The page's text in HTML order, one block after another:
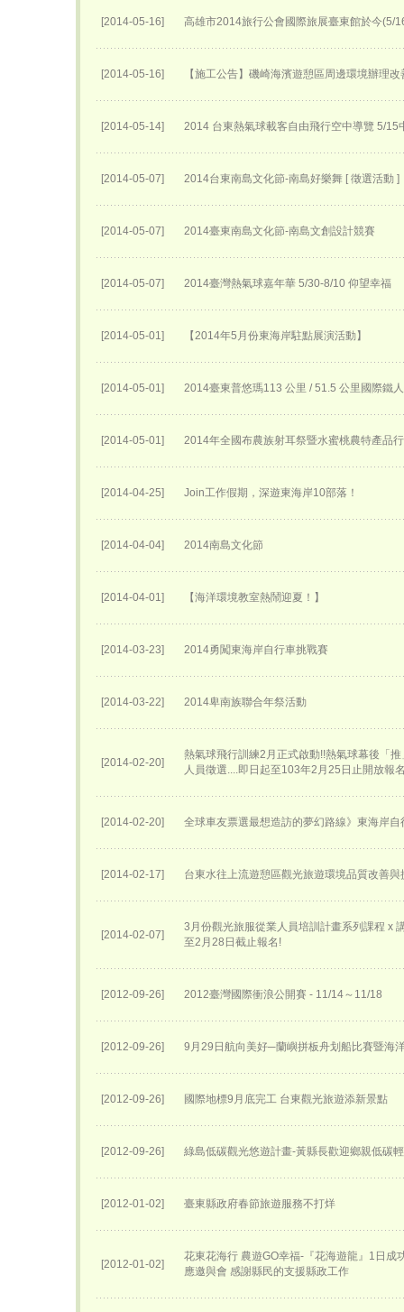
[2014-05-16] 高雄市2014旅行公會國際旅展臺東館於今(5/
[2014-05-16] 【施工公告】磯崎海濱遊憩區周邊環境辦理改
[2014-05-14] 2014 台東熱氣球載客自由飛行空中導覽 5/15
[2014-05-07] 2014台東南島文化節-南島好樂舞 [ 徵選活動 ]
[2014-05-07] 2014臺東南島文化節-南島文創設計競賽
[2014-05-07] 2014臺灣熱氣球嘉年華 5/30-8/10 仰望幸福
[2014-05-01] 【2014年5月份東海岸駐點展演活動】
[2014-05-01] 2014臺東普悠瑪113 公里 / 51.5 公里國際鐵
[2014-05-01] 2014年全國布農族射耳祭暨水蜜桃農特產品
[2014-04-25] Join工作假期，深遊東海岸10部落！
[2014-04-04] 2014南島文化節
[2014-04-01] 【海洋環境教室熱鬧迎夏！】
[2014-03-23] 2014勇闖東海岸自行車挑戰賽
[2014-03-22] 2014卑南族聯合年祭活動
[2014-02-20]
熱氣球飛行訓練2月正式啟動!!熱氣球幕後「
人員徵選....即日起至103年2月25日止開放報
[2014-02-20] 全球車友票選最想造訪的夢幻路線》東海岸
[2014-02-17] 台東水往上流遊憩區觀光旅遊環境品質改善與
[2014-02-07]
3月份觀光旅服從業人員培訓計畫系列課程 x
至2月28日截止報名!
[2012-09-26] 2012臺灣國際衝浪公開賽 - 11/14～11/18
[2012-09-26] 9月29日航向美好─蘭嶼拼板舟划船比賽暨海
[2012-09-26] 國際地標9月底完工 台東觀光旅遊添新景點
[2012-09-26] 綠島低碳觀光悠遊計畫-黃縣長歡迎鄉親低碳
[2012-01-02] 臺東縣政府春節旅遊服務不打烊
[2012-01-02]
花東花海行 農遊GO幸福-『花海遊龍』1日成
應邀與會 感謝縣民的支援縣政工作